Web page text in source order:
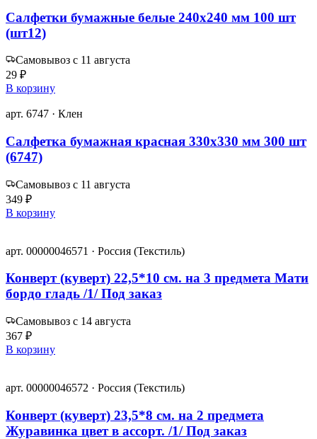
Салфетки бумажные белые 240х240 мм 100 шт
(шт12)
Самовывоз с 11 августа
29 ₽
В корзину
арт. 6747 · Клен
Салфетка бумажная красная 330х330 мм 300 шт
(6747)
Самовывоз с 11 августа
349 ₽
В корзину
арт. 00000046571 · Россия (Текстиль)
Конверт (куверт) 22,5*10 см. на 3 предмета Мати
бордо гладь /1/ Под заказ
Самовывоз с 14 августа
367 ₽
В корзину
арт. 00000046572 · Россия (Текстиль)
Конверт (куверт) 23,5*8 см. на 2 предмета
Журавинка цвет в ассорт. /1/ Под заказ